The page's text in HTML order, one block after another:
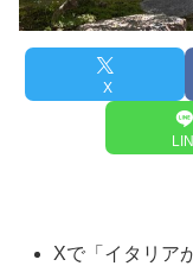
X
Xで「イタリア